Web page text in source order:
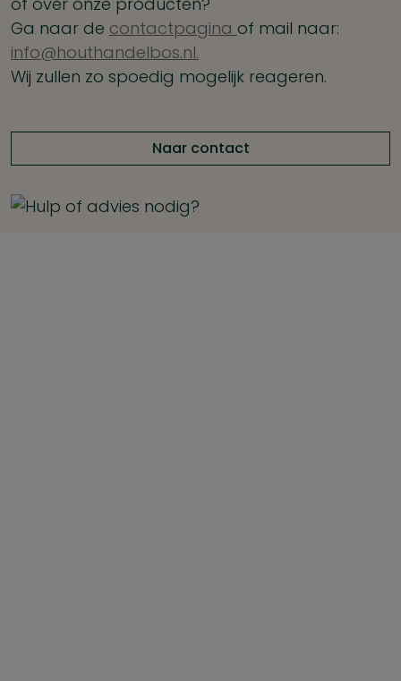
Ga naar de contactpagina of mail naar:
info@houthandelbos.nl.
Wij zullen zo spoedig mogelijk reageren.
Naar contact